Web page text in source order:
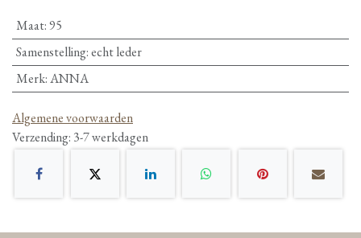
Maat:95
Samenstelling:echt leder
Merk:ANNA
Algemene voorwaarden
Verzending: 3-7 werkdagen